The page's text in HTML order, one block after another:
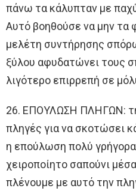
πάνω τα κάλυπταν με
Αυτό βοηθούσε να μην τα
μελέτη συντήρησης
ξύλου αφυδατώνει τους
λιγότερο επιρρεπή σε
26. ΕΠΟΥΛΩΣΗ ΠΛΗΓΩΝ:
πληγές για να σκοτώσει
η επούλωση πολύ
χειροποίητο σαπούνι
πλένουμε με αυτό την